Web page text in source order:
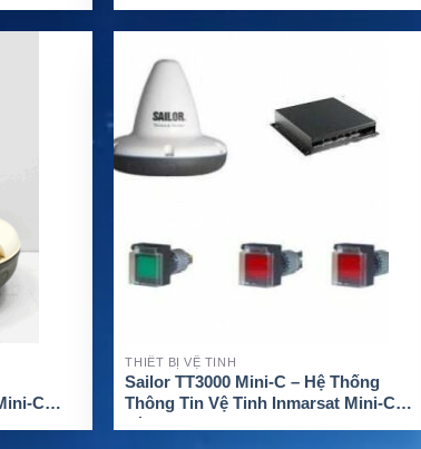
C
THIẾT BỊ VỆ TINH
Sailor TT3000 Mini-C – Hệ Thống
Thông Tin Vệ Tinh Inmarsat Mini-C
Hàng Hải